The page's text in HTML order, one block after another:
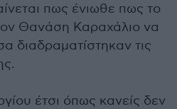
πως ένιωθε πως το
Θανάση Καραχάλιο να
διαδραματίστηκαν τις
έτσι όπως κανείς δεν